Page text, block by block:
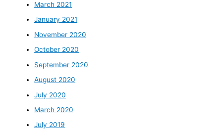
March 2021
January 2021
November 2020
October 2020
September 2020
August 2020
July 2020
March 2020
July 2019